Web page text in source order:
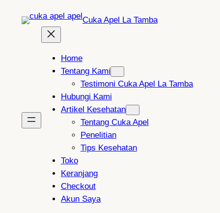
Cuka Apel La Tamba
Home
Tentang Kami
Testimoni Cuka Apel La Tamba
Hubungi Kami
Artikel Kesehatan
Tentang Cuka Apel
Penelitian
Tips Kesehatan
Toko
Keranjang
Checkout
Akun Saya